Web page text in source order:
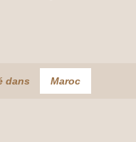
dans Maroc